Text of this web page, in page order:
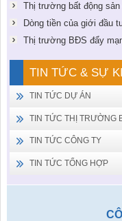
Thị trường bất động
Dòng tiền của giới đầu
Thị trường BĐS đẩy
TIN TỨC & SỰ
TIN TỨC DỰ ÁN
TIN TỨC THỊ TRƯỜNG
TIN TỨC CÔNG TY
TIN TỨC TỔNG HỢP